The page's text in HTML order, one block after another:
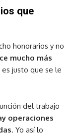
que
honorarios y no
mucho más
es justo que se le
del trabajo
operaciones
. Yo así lo